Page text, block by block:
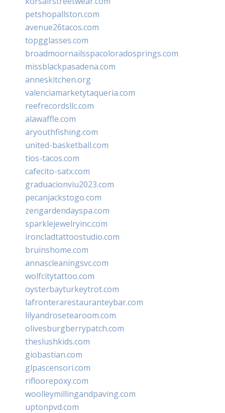
petshopallston.com
avenue26tacos.com
topgglasses.com
broadmoornailsspacoloradosprings.com
missblackpasadena.com
anneskitchen.org
valenciamarketytaqueria.com
reefrecordsllc.com
alawaffle.com
aryouthfishing.com
united-basketball.com
tios-tacos.com
cafecito-satx.com
graduacionviu2023.com
pecanjackstogo.com
zengardendayspa.com
sparklejewelryinc.com
ironcladtattoostudio.com
bruinshome.com
annascleaningsvc.com
wolfcitytattoo.com
oysterbayturkeytrot.com
lafronterarestauranteybar.com
lilyandrosetearoom.com
olivesburgberrypatch.com
theslushkids.com
giobastian.com
glpascensori.com
rifloorepoxy.com
woolleymillingandpaving.com
uptonpvd.com